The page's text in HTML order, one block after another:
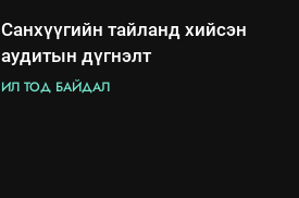
ИЛ ТОД БАЙДАЛ